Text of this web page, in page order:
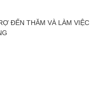
ĐẾN THĂM VÀ LÀM VIỆC